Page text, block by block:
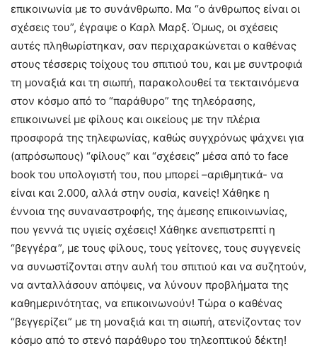
επικοινωνία με το συνάνθρωπο. Μα “ο άνθρωπος είναι οι
σχέσεις του”, έγραψε ο Καρλ Μαρξ. Όμως, οι σχέσεις
αυτές πληθωρίστηκαν, σαν περιχαρακώνεται ο καθένας
στους τέσσερις τοίχους του σπιτιού του, και με συντροφιά
τη μοναξιά και τη σιωπή, παρακολουθεί τα τεκταινόμενα
στον κόσμο από το “παράθυρο” της τηλεόρασης,
επικοινωνεί με φίλους και οικείους με την πλέρια
προσφορά της τηλεφωνίας, καθώς συγχρόνως ψάχνει για
(απρόσωπους) “φίλους” και “σχέσεις” μέσα από το face
book του υπολογιστή του, που μπορεί –αριθμητικά- να
είναι και 2.000, αλλά στην ουσία, κανείς! Χάθηκε η
έννοια της συναναστροφής, της άμεσης επικοινωνίας,
που γεννά τις υγιείς σχέσεις! Χάθηκε ανεπιστρεπτί η
“βεγγέρα”, με τους φίλους, τους γείτονες, τους συγγενείς
να συνωστίζονται στην αυλή του σπιτιού και να συζητούν,
να ανταλλάσουν απόψεις, να λύνουν προβλήματα της
καθημερινότητας, να επικοινωνούν! Τώρα ο καθένας
“βεγγερίζει” με τη μοναξιά και τη σιωπή, ατενίζοντας τον
κόσμο από το στενό παράθυρο του τηλεοπτικού δέκτη!